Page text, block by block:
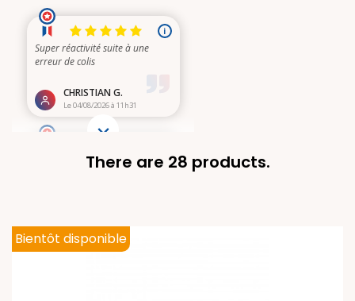
There are 28 products.
Bientôt disponible